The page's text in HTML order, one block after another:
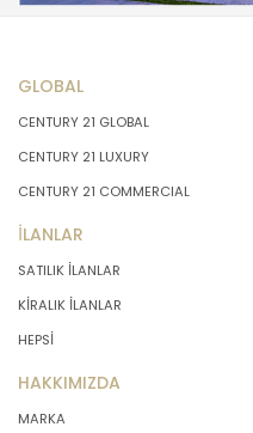
GLOBAL
CENTURY 21 GLOBAL
CENTURY 21 LUXURY
CENTURY 21 COMMERCIAL
İLANLAR
SATILIK İLANLAR
KİRALIK İLANLAR
HEPSİ
HAKKIMIZDA
MARKA